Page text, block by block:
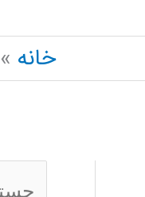
خانه